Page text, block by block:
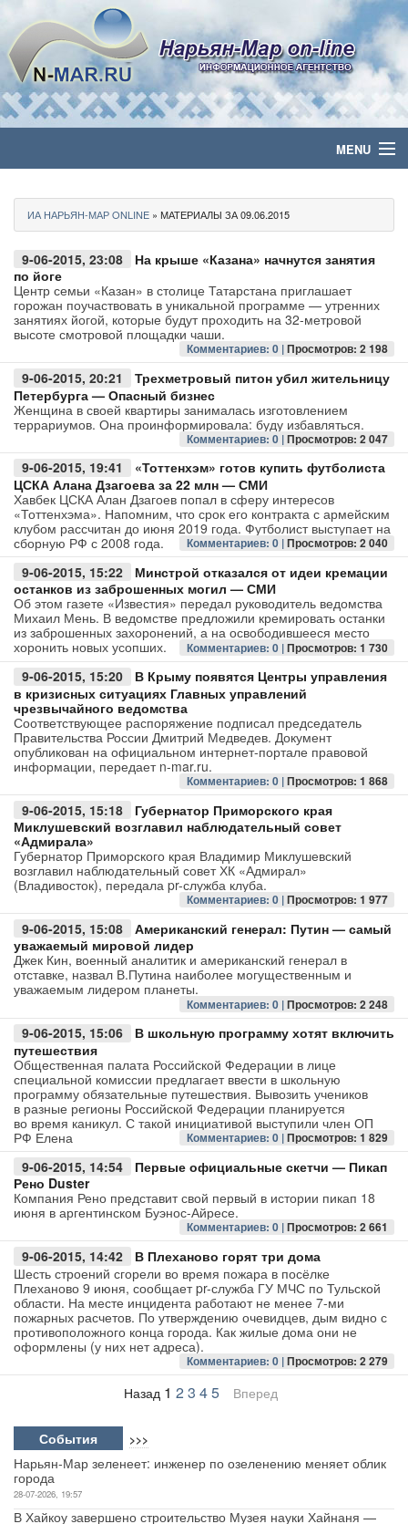
MENU
Политика
Бизнес
Общество
Медиа
Спорт
Контакты
ИА НАРЬЯН-МАР ONLINE » МАТЕРИАЛЫ ЗА 09.06.2015
9-06-2015, 23:08
На крыше «Казана» начнутся занятия
по йоге
Центр семьи «Казан» в столице Татарстана приглашает
горожан поучаствовать в уникальной программе — утренних
занятиях йогой, которые будут проходить на 32-метровой
высоте смотровой площадки чаши.
Комментариев: 0 |Просмотров: 2 198
9-06-2015, 20:21
Трехметровый питон убил жительницу
Петербурга — Опасный бизнес
Женщина в своей квартиры занималась изготовлением
террариумов. Она проинформировала: буду избавляться.
Комментариев: 0 |Просмотров: 2 047
9-06-2015, 19:41
«Тоттенхэм» готов купить футболиста
ЦСКА Алана Дзагоева за 22 млн — СМИ
Хавбек ЦСКА Алан Дзагоев попал в сферу интересов
«Тоттенхэма». Напомним, что срок его контракта с армейским
клубом рассчитан до июня 2019 года. Футболист выступает на
сборную РФ с 2008 года.
Комментариев: 0 |Просмотров: 2 040
9-06-2015, 15:22
Минстрой отказался от идеи кремации
останков из заброшенных могил — СМИ
Об этом газете «Известия» передал руководитель ведомства
Михаил Мень. В ведомстве предложили кремировать останки
из заброшенных захоронений, а на освободившееся место
хоронить новых усопших.
Комментариев: 0 |Просмотров: 1 730
9-06-2015, 15:20
В Крыму появятся Центры управления
в кризисных ситуациях Главных управлений
чрезвычайного ведомства
Соответствующее распоряжение подписал председатель
Правительства России Дмитрий Медведев. Документ
опубликован на официальном интернет-портале правовой
информации, передает n-mar.ru.
Комментариев: 0 |Просмотров: 1 868
9-06-2015, 15:18
Губернатор Приморского края
Миклушевский возглавил наблюдательный совет
«Адмирала»
Губернатор Приморского края Владимир Миклушевский
возглавил наблюдательный совет ХК «Адмирал»
(Владивосток), передала pr-служба клуба.
Комментариев: 0 |Просмотров: 1 977
9-06-2015, 15:08
Американский генерал: Путин — самый
уважаемый мировой лидер
Джек Кин, военный аналитик и американский генерал в
отставке, назвал В.Путина наиболее могущественным и
уважаемым лидером планеты.
Комментариев: 0 |Просмотров: 2 248
9-06-2015, 15:06
В школьную программу хотят включить
путешествия
Общественная палата Российской Федерации в лице
специальной комиссии предлагает ввести в школьную
программу обязательные путешествия. Вывозить учеников
в разные регионы Российской Федерации планируется
во время каникул. С такой инициативой выступили член ОП
РФ Елена
Комментариев: 0 |Просмотров: 1 829
9-06-2015, 14:54
Первые официальные скетчи — Пикап
Рено Duster
Компания Рено представит свой первый в истории пикап 18
июня в аргентинском Буэнос-Айресе.
Комментариев: 0 |Просмотров: 2 661
9-06-2015, 14:42
В Плеханово горят три дома
Шесть строений сгорели во время пожара в посёлке
Плеханово 9 июня, сообщает pr-служба ГУ МЧС по Тульской
области. На месте инцидента работают не менее 7-ми
пожарных расчетов. По утверждению очевидцев, дым видно с
противоположного конца города. Как жилые дома они не
оформлены (у них нет адреса).
Комментариев: 0 |Просмотров: 2 279
Назад 1 2 3 45 Вперед
События >>>
Нарьян-Мар зеленеет: инженер по озеленению меняет облик
города
28-07-2026, 19:57
В Хайкоу завершено строительство Музея науки Хайнаня —